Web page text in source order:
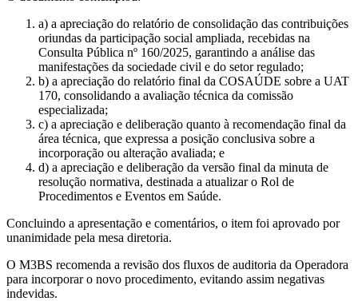
a) a apreciação do relatório de consolidação das contribuições
oriundas da participação social ampliada, recebidas na
Consulta Pública nº 160/2025, garantindo a análise das
manifestações da sociedade civil e do setor regulado;
b) a apreciação do relatório final da COSAÚDE sobre a UAT
170, consolidando a avaliação técnica da comissão
especializada;
c) a apreciação e deliberação quanto à recomendação final da
área técnica, que expressa a posição conclusiva sobre a
incorporação ou alteração avaliada; e
d) a apreciação e deliberação da versão final da minuta de
resolução normativa, destinada a atualizar o Rol de
Procedimentos e Eventos em Saúde.
Concluindo a apresentação e comentários, o item foi aprovado por
unanimidade pela mesa diretoria.
O M3BS recomenda a revisão dos fluxos de auditoria da Operadora
para incorporar o novo procedimento, evitando assim negativas
indevidas.